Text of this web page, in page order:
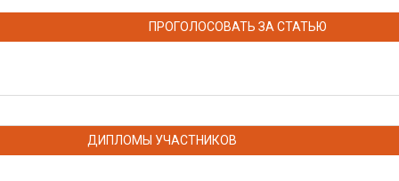
ПРОГОЛОСОВАТЬ ЗА СТАТЬЮ
ДИПЛОМЫ УЧАСТНИКОВ